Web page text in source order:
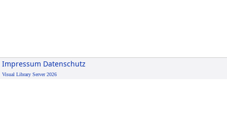
Impressum Datenschutz
Visual Library Server 2026